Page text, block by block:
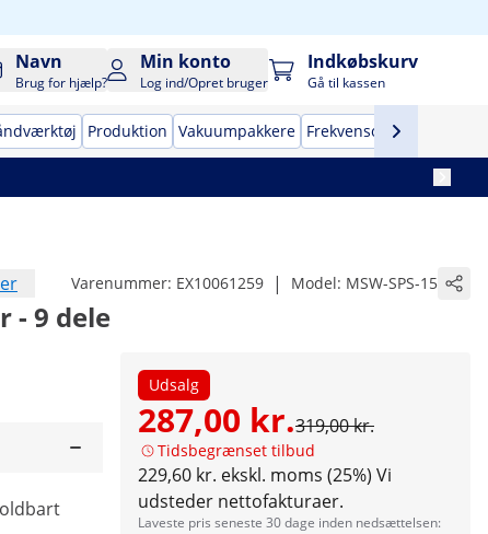
Navn
Brug for hjælp?
Min konto
Log ind/Opret bruger
Indkøbskurv
Gå til kassen
Produktion Vakuumpakkere Frekvensomformere
Varenummer: EX10061259 | Model: MSW-SPS-15
- 9 dele
Udsalg
287,00 kr.319,00 kr.
Tidsbegrænset tilbud
229,60 kr. ekskl. moms (25%) Vi
udsteder nettofakturaer.
Laveste pris seneste 30 dage inden nedsættelsen: